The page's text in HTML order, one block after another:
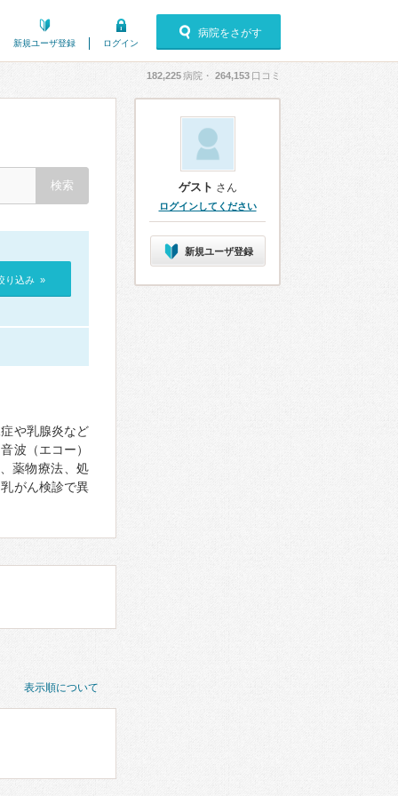
新規ユーザ登録 ログイン
病院をさがす
182,225病院・ 264,153 口コミ
り込み »
や乳腺炎など
波（エコー）
薬物療法、処
がん検診で異
表示順について
ゲスト さん
ログインしてください
新規ユーザ登録